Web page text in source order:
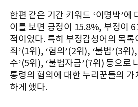
한편 같은 기간 키워드 ‘이명박’에
이를 보면 긍정이 15.8%, 부정이
적이었다. 특히 부정감성어의 목록
죄’(1위), ‘혐의’(2위), ‘불법’(3위
수’(5위), ‘불법자금’(7위) 등으로
통령의 혐의에 대한 누리꾼들의
하게 했다.